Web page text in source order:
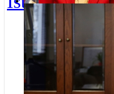
“Üsküdar’ın geleceği masa